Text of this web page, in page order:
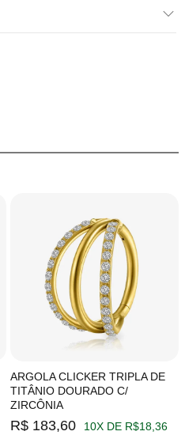
ARGOLA CLICKER TRIPLA DE
TITÂNIO DOURADO C/
ZIRCÔNIA
R$ 183,60
10X DE R$18,36